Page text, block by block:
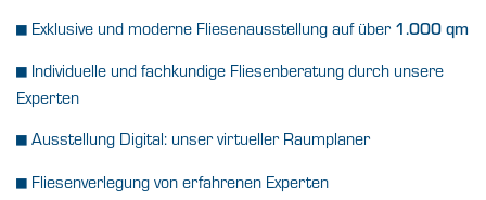
■ Exklusive und moderne Fliesenausstellung auf über 1.000 qm
■ Individuelle und fachkundige Fliesenberatung durch unsere
Experten
■ Ausstellung Digital: unser virtueller Raumplaner
■ Fliesenverlegung von erfahrenen Experten